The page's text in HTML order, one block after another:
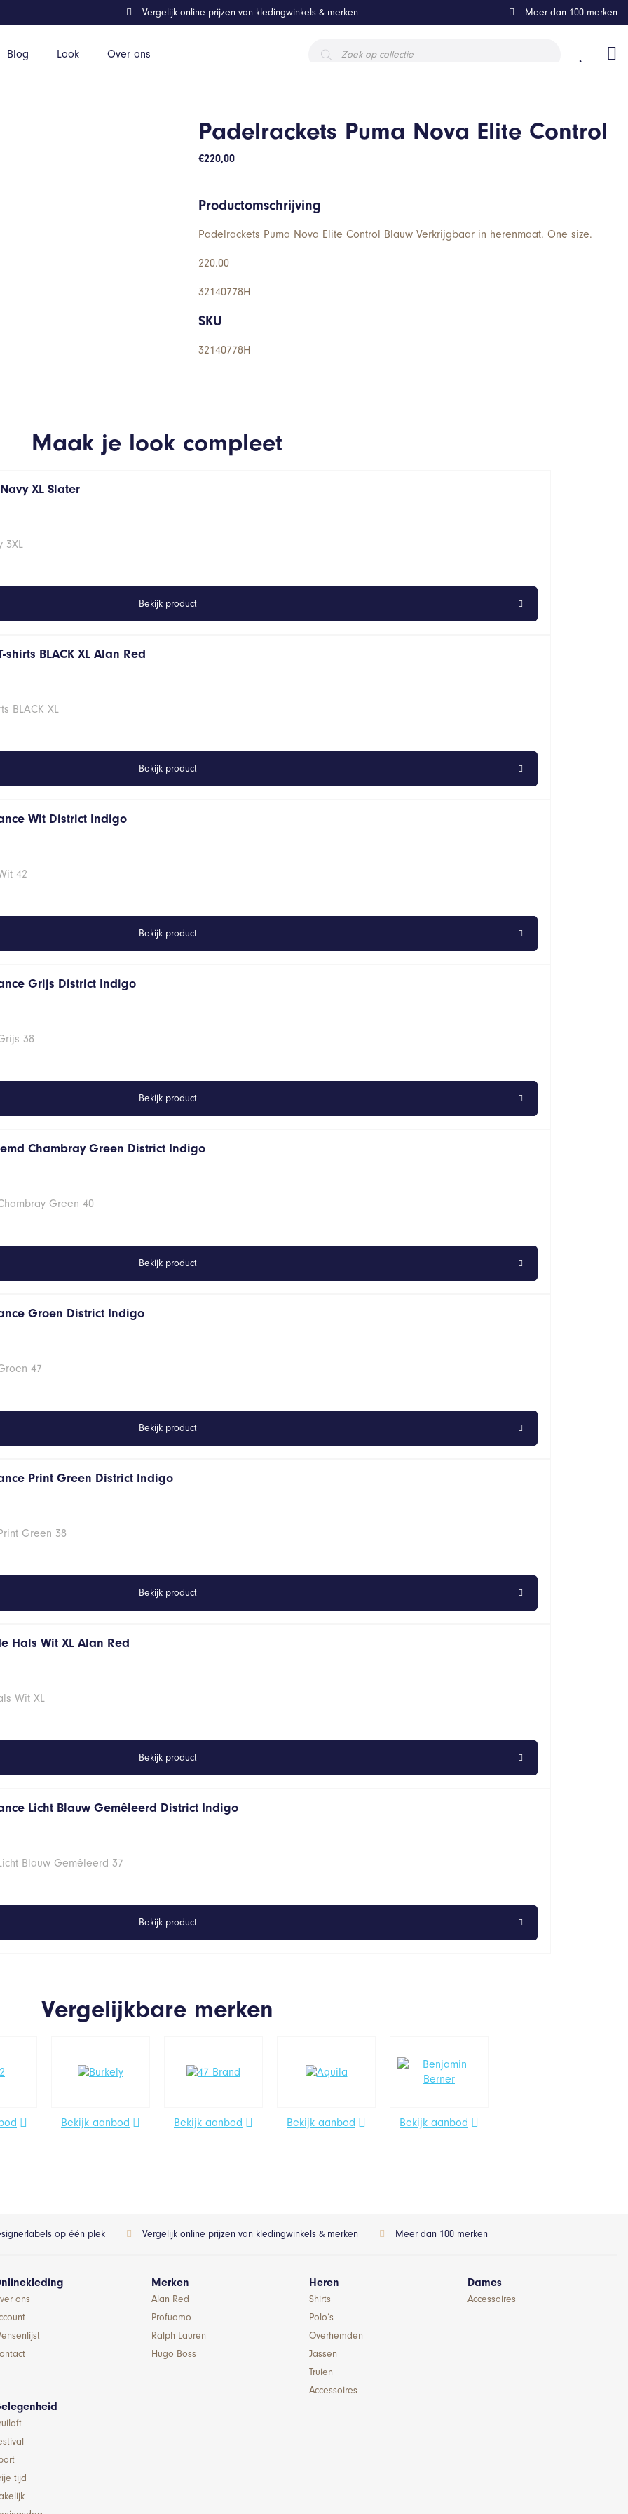
Blog Look Over ons
zoeken
Vergelijk online prijzen van kledingwinkels & merken Meer dan 100 merken
Padelrackets Puma Nova Elite Control
€220,00
Productomschrijving
Padelrackets Puma Nova Elite Control Blauw Verkrijgbaar in herenmaat. One size.
220.00
32140778H
SKU
32140778H
Maak je look compleet
XL Slater
3XL
Bekijk product
BLACK XL Alan Red
BLACK XL
Bekijk product
Wit District Indigo
42
Bekijk product
Grijs District Indigo
38
Bekijk product
Chambray Green District Indigo
Green 40
Bekijk product
Groen District Indigo
47
Bekijk product
Print Green District Indigo
Green 38
Bekijk product
Hals Wit XL Alan Red
Wit XL
Bekijk product
Licht Blauw Gemêleerd District Indigo
Blauw Gemêleerd 37
Bekijk product
Vergelijkbare merken
Bekijk aanbod Bekijk aanbod Bekijk aanbod Bekijk aanbod
op één plek Vergelijk online prijzen van kledingwinkels & merken Meer dan 100 merken
ons
Merken
Alan Red
Profuomo
Ralph Lauren
Hugo Boss
Heren
Shirts
Polo’s
Overhemden
Jassen
Truien
Accessoires
Dames
Accessoires
tijd